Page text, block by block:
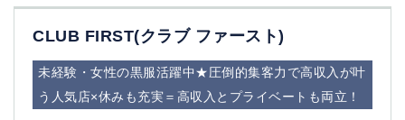
CLUB FIRST(クラブ ファースト)
未経験・女性の黒服活躍中★圧倒的集客力で高収入が叶
う人気店×休みも充実＝高収入とプライベートも両立！